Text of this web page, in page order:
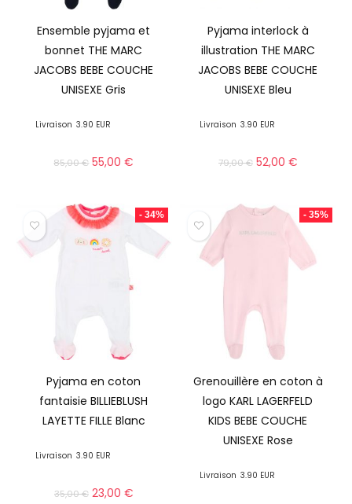
Ensemble pyjama et
bonnet THE MARC
JACOBS BEBE COUCHE
UNISEXE Gris
Livraison 3.90 EUR
85,00€ 55,00€
Pyjama interlock à
illustration THE MARC
JACOBS BEBE COUCHE
UNISEXE Bleu
Livraison 3.90 EUR
79,00€ 52,00 €
- 34%
Pyjama en coton
fantaisie BILLIEBLUSH
LAYETTE FILLE Blanc
Livraison 3.90 EUR
35,00€ 23,00 €
- 35%
Grenouillère en coton à
logo KARL LAGERFELD
KIDS BEBE COUCHE
UNISEXE Rose
Livraison 3.90 EUR